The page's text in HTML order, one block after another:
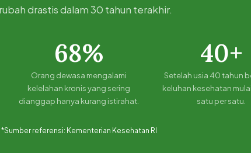
drastis dalam 30 tahun terakhir.
68%
Orang dewasa mengalami
kelelahan kronis yang sering
dianggap hanya kurang istirahat.
40+
Setelah usia 40 tahun
keluhan kesehatan
satu per satu.
*Sumber referensi: Kementerian Kesehatan RI